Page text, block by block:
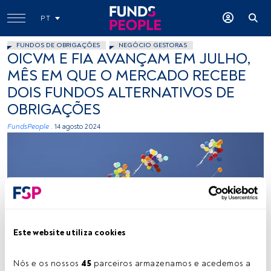
Este website utiliza cookies
Nós e os nossos 45 parceiros armazenamos e acedemos a
PT
FUNDOS DE OBRIGAÇÕES NEGÓCIO GESTORAS
OICVM E FIA AVANÇAM EM JULHO,
MÊS EM QUE O MERCADO RECEBE
DOIS FUNDOS ALTERNATIVOS DE
OBRIGAÇÕES
FundsPeople . 14 agosto 2024
Créditos: Ankush Minda (Unsplash)